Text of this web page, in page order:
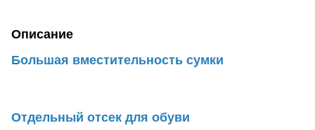
Описание
Большая вместительность сумки
Отдельный отсек для обуви